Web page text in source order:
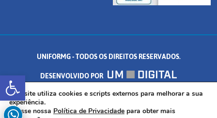
Abrir a barra de ferramentas
UNIFORMG - TODOS OS DIREITOS RESERVADOS.
DESENVOLVIDO POR
AV. DR. ARNALDO DE SENNA, 328 - PALMEIRAS, FORMIGA/MG - CEP:
35.574.530
Este site utiliza cookies e scripts externos para melhorar a sua
experiência.
Acesse nossa Política de Privacidade para obter mais